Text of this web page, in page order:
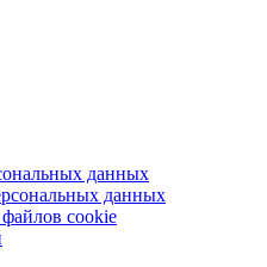
данных
данных
cookie